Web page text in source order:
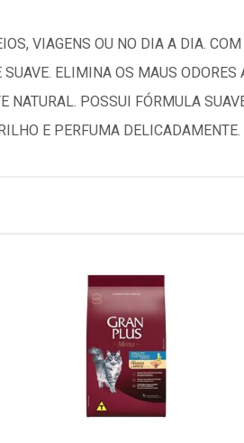
VIAGENS OU NO DIA A DIA.
ELIMINA OS MAUS
NATURAL. POSSUI FÓRMULA
E PERFUMA DELICADAMENTE.